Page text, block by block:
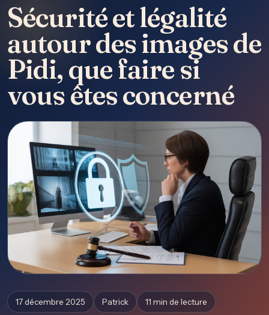
Sécurité et légalité
autour des images de
Pidi, que faire si
vous êtes concerné
17 décembre 2025 Patrick 11 min de lecture